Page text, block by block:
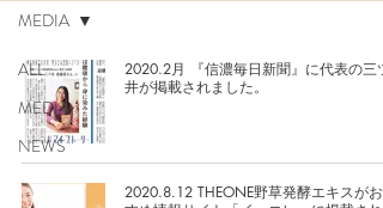
ALL
MEDIA
NEWS
MEDIA
2020.2月 『信濃毎日新聞』に代表の三ツ
井が掲載されました。
2020.8.12 THEONE野草発酵エキスがお